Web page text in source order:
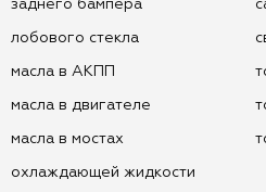
заднего бампера
лобового стекла
масла в АКПП
масла в двигателе
масла в мостах
охлаждающей жидкости